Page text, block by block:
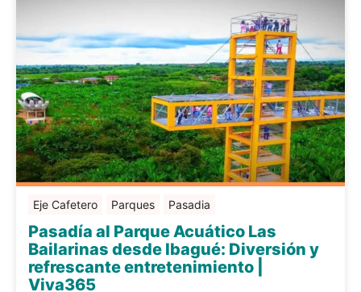
Eje Cafetero Parques Pasadia
Pasadía al Parque Acuático Las
Bailarinas desde Ibagué: Diversión y
refrescante entretenimiento |
Viva365